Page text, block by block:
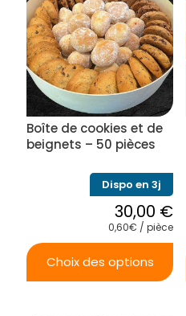
Boîte de cookies et de
beignets – 50 pièces
Dispo en 3j
30,00 €
0,60€ / pièce
Choix des options